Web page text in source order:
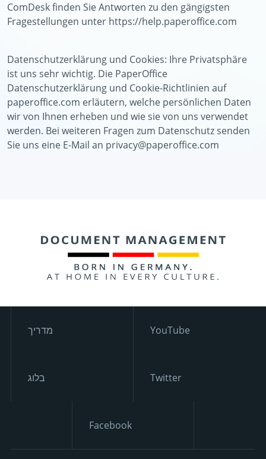
ComDesk finden Sie Antworten zu den gängigsten
Fragestellungen unter https://help.paperoffice.com
Datenschutzerklärung und Cookies: Ihre Privatsphäre
ist uns sehr wichtig. Die PaperOffice
Datenschutzerklärung und Cookie-Richtlinien auf
paperoffice.com erläutern, welche persönlichen Daten
wir von Ihnen erheben und wie sie von uns verwendet
werden. Bei weiteren Fragen zum Datenschutz senden
Sie uns eine E-Mail an privacy@paperoffice.com
מדריך YouTube
בלוג Twitter
Facebook